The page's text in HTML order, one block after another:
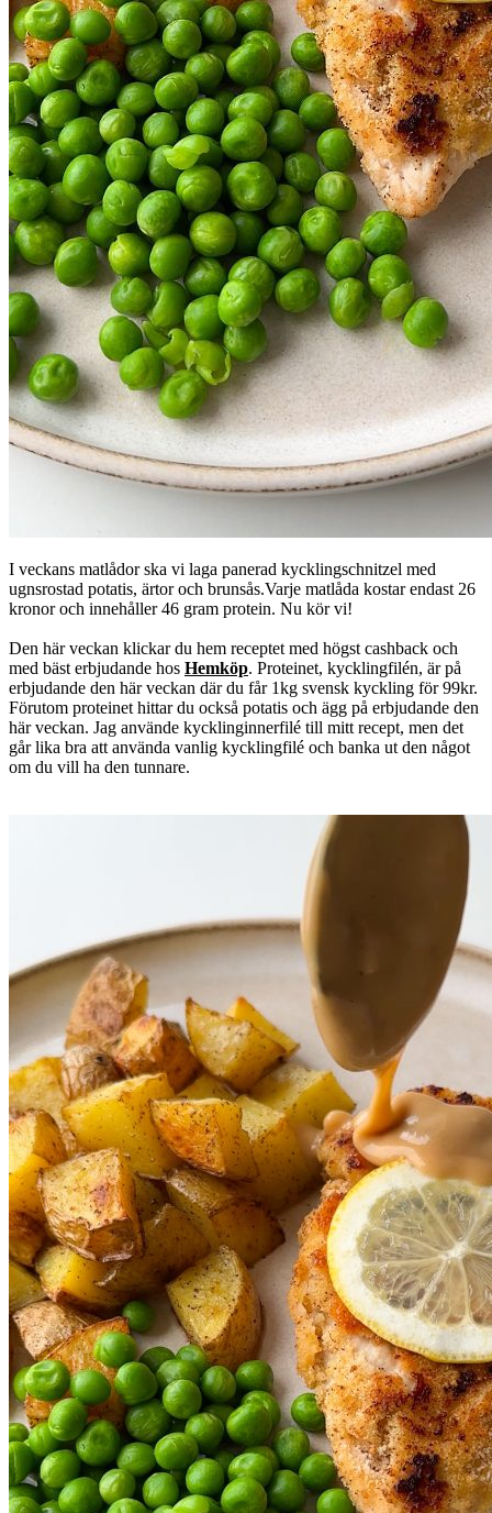
I veckans matlådor ska vi laga panerad kycklingschnitzel med
ugnsrostad potatis, ärtor och brunsås.Varje matlåda kostar endast 26
kronor och innehåller 46 gram protein. Nu kör vi!
Den här veckan klickar du hem receptet med högst cashback och
med bäst erbjudande hos Hemköp. Proteinet, kycklingfilén, är på
erbjudande den här veckan där du får 1kg svensk kyckling för 99kr.
Förutom proteinet hittar du också potatis och ägg på erbjudande den
här veckan. Jag använde kycklinginnerfilé till mitt recept, men det
går lika bra att använda vanlig kycklingfilé och banka ut den något
om du vill ha den tunnare.